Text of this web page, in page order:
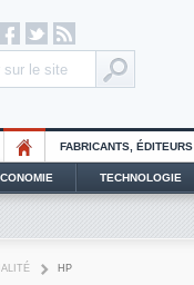
FABRICANTS, ÉDITEURS
TECHNOLOGIE
HP